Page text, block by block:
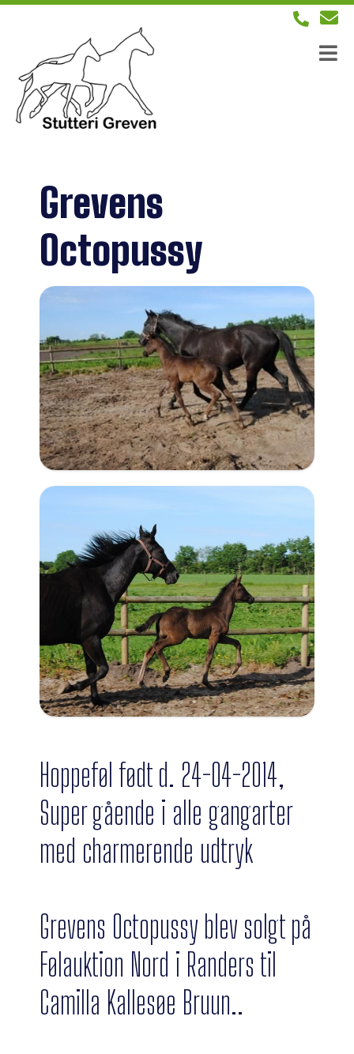
Grevens
Octopussy
Hoppeføl født d. 24-04-2014,
Super gående i alle gangarter
med charmerende udtryk
Grevens Octopussy blev solgt på
Følauktion Nord i Randers til
Camilla Kallesøe Bruun..